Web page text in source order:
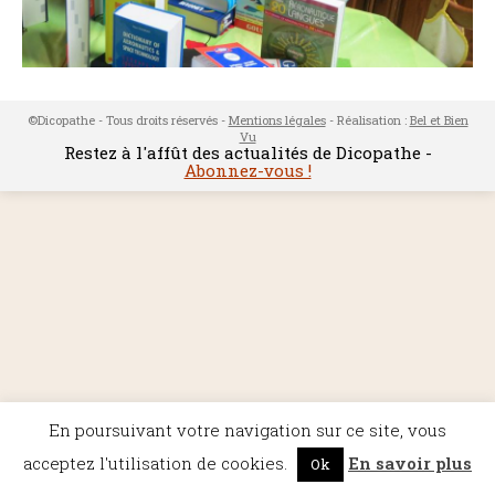
©Dicopathe - Tous droits réservés - Mentions légales- Réalisation : Bel et Bien
Vu
Restez à l'affût des actualités de Dicopathe -
Abonnez-vous !
En poursuivant votre navigation sur ce site, vous
acceptez l'utilisation de cookies.
Ok En savoir plus